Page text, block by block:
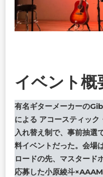
イベント概
有名ギターメーカーの
による アコースティック
入れ替え制で、事前抽選
料イベントだった。会場
ロードの先、マスタード
応募した小原綾斗